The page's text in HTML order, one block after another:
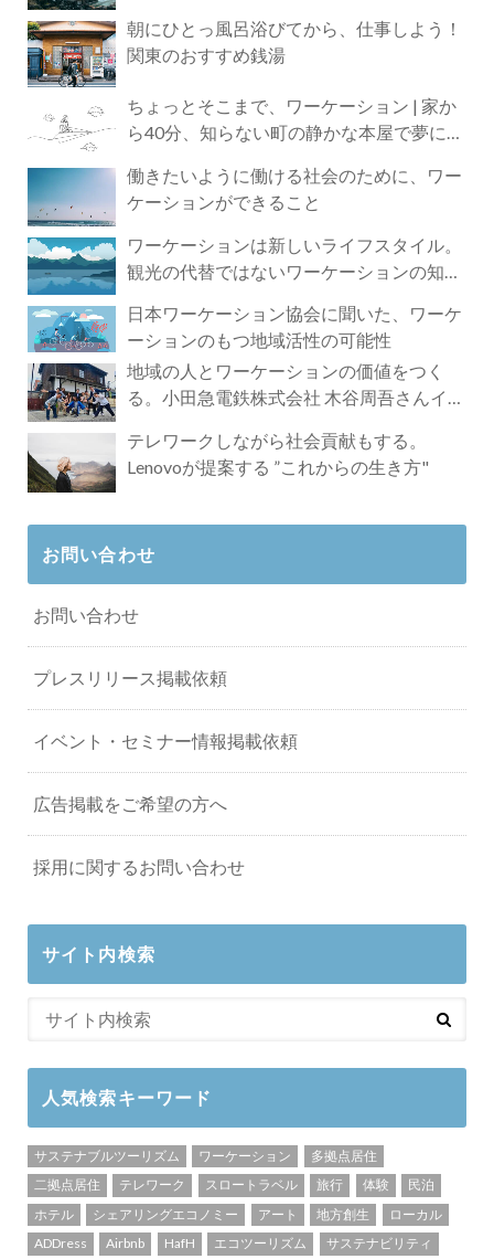
朝にひとっ風呂浴びてから、仕事しよう！
関東のおすすめ銭湯
ちょっとそこまで、ワーケーション | 家か
ら40分、知らない町の静かな本屋で夢に近
働きたいように働ける社会のために、ワー
ケーションができること
ワーケーションは新しいライフスタイル。
観光の代替ではないワーケーションの知ら
日本ワーケーション協会に聞いた、ワーケ
ーションのもつ地域活性の可能性
地域の人とワーケーションの価値をつく
る。小田急電鉄株式会社 木谷周吾さんイン
テレワークしながら社会貢献もする。
Lenovoが提案する ”これからの生き方"
お問い合わせ
お問い合わせ
プレスリリース掲載依頼
イベント・セミナー情報掲載依頼
広告掲載をご希望の方へ
採用に関するお問い合わせ
サイト内検索
人気検索キーワード
サステナブルツーリズム ワーケーション
多拠点居住
二拠点居住
テレワーク スロートラベル 旅行 体験
民泊
ホテル
シェアリングエコノミー アート 地方創生
ローカル
ADDress
Airbnb HafH エコツーリズム サステナビリティ